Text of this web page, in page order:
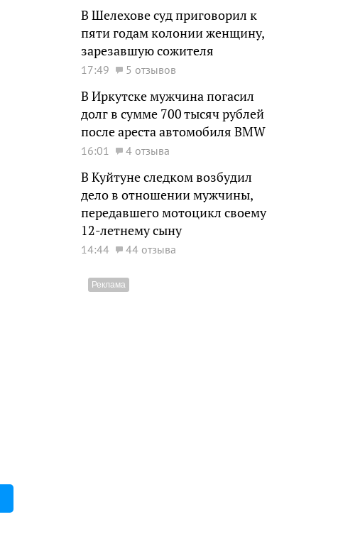
В Шелехове суд приговорил к
пяти годам колонии женщину,
зарезавшую сожителя
17:49 5 отзывов
В Иркутске мужчина погасил
долг в сумме 700 тысяч рублей
после ареста автомобиля BMW
16:01 4 отзыва
В Куйтуне следком возбудил
дело в отношении мужчины,
передавшего мотоцикл своему
12-летнему сыну
14:44 44 отзыва